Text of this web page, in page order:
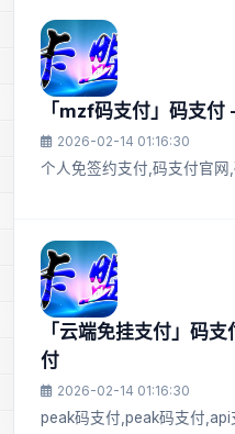
「mzf码支付」码支
2026-02-14 01:16:30
个人免签约支付,码支付官
「云端免挂支付」码
付
2026-02-14 01:16:30
peak码支付,peak码支付